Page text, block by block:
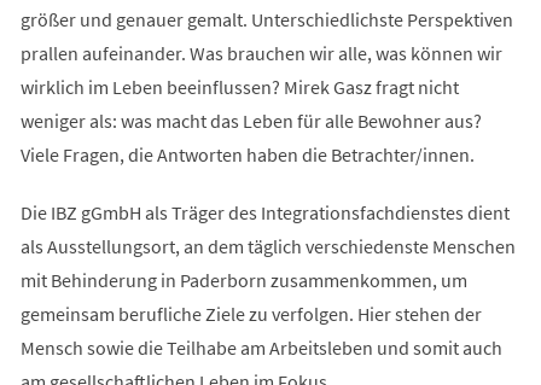
größer und genauer gemalt. Unterschiedlichste Perspektiven
prallen aufeinander. Was brauchen wir alle, was können wir
wirklich im Leben beeinflussen? Mirek Gasz fragt nicht
weniger als: was macht das Leben für alle Bewohner aus?
Viele Fragen, die Antworten haben die Betrachter/innen.
Die IBZ gGmbH als Träger des Integrationsfachdienstes dient
als Ausstellungsort, an dem täglich verschiedenste Menschen
mit Behinderung in Paderborn zusammenkommen, um
gemeinsam berufliche Ziele zu verfolgen. Hier stehen der
Mensch sowie die Teilhabe am Arbeitsleben und somit auch